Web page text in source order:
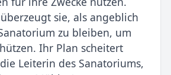
sie, als angeblich
zu bleiben, um
Ihr Plan scheitert
Leiterin des Sanatoriums,